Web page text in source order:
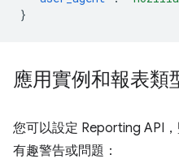
}
應用實例和報表類
您可以設定 Reporting API
有趣警告或問題：